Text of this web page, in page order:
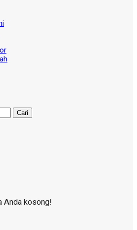
Cari
Anda kosong!